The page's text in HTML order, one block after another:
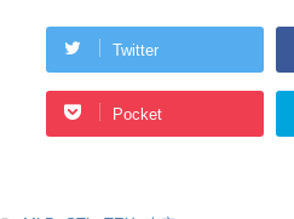
Twitter
Pocket